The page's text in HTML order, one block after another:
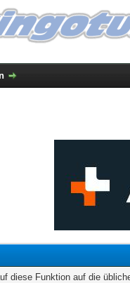
diese Funktion auf die